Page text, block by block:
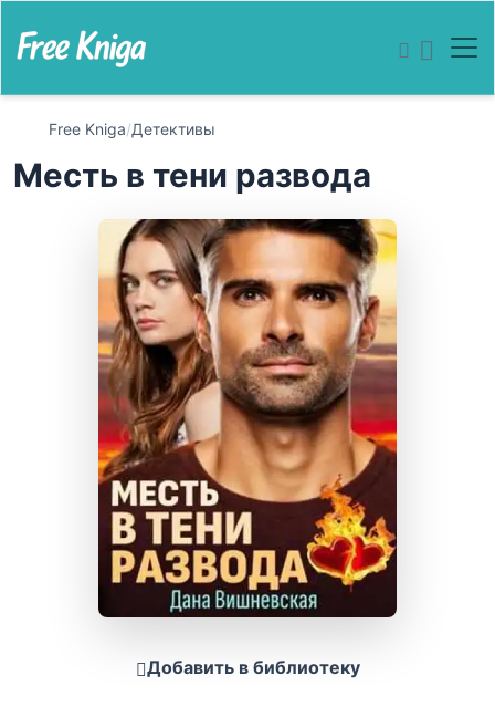
Free Kniga/Детективы
Месть в тени развода
Добавить в библиотеку